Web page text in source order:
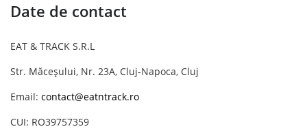
Date de contact
EAT & TRACK S.R.L
Str. Măceșului, Nr. 23A, Cluj-Napoca, Cluj
Email: contact@eatntrack.ro
CUI: RO39757359